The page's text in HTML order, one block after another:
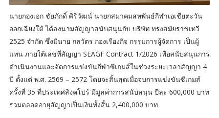
นายกองเอก ชัยภักดิ์ ศิริวัฒน์ นายกสมาคมสหพันธ์กีฬาเอเชียตะวัน
ออกเฉียงใต้ ได้ลงนามสัญญาสนับสนุนกับ บริษัท ทรงสมัยราชเทวี
2525 จำกัด ซึ่งมีนาย กลวัตร กองเรืองกิจ กรรมการผู้จัดการ เป็นผู้
แทน ภายใต้เลขที่สัญญา SEAGF Contract 1/2026 เพื่อสนับสนุนการ
ดำเนินงานและจัดการแข่งขันกีฬาซีเกมส์ในช่วงระยะเวลาสัญญา 4
ปี ตั้งแต่ พ.ศ. 2569 – 2572 โดยจะสิ้นสุดเมื่อจบการแข่งขันซีเกมส์
ครั้งที่ 35 ที่ประเทศสิงคโปร์ มีมูลค่าการสนับสนุน ปีละ 600,000 บาท
รวมตลอดอายุสัญญาเป็นเงินทั้งสิ้น 2,400,000 บาท